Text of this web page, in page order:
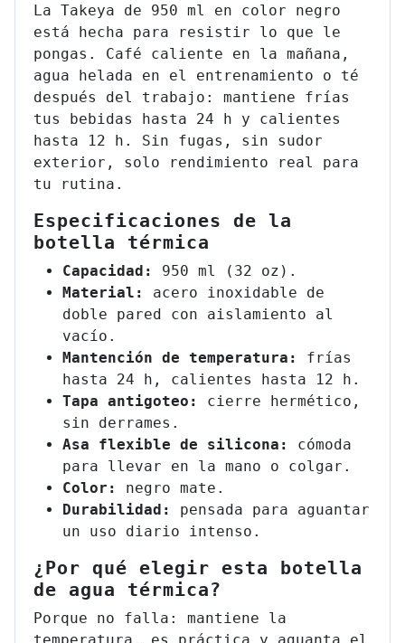
La Takeya de 950 ml en color negro
está hecha para resistir lo que le
pongas. Café caliente en la mañana,
agua helada en el entrenamiento o té
después del trabajo: mantiene frías
tus bebidas hasta 24 h y calientes
hasta 12 h. Sin fugas, sin sudor
exterior, solo rendimiento real para
tu rutina.
Especificaciones de la
botella térmica
Capacidad:
950 ml (32 oz).
Material:
acero inoxidable de
doble pared con aislamiento al
vacío.
Mantención de temperatura:
frías
hasta 24 h, calientes hasta 12 h.
Tapa antigoteo:
cierre hermético,
sin derrames.
Asa flexible de silicona:
cómoda
para llevar en la mano o colgar.
Color: negro mate.
Durabilidad:
pensada para aguantar
un uso diario intenso.
¿Por qué elegir esta botella
de agua térmica?
Porque no falla: mantiene la